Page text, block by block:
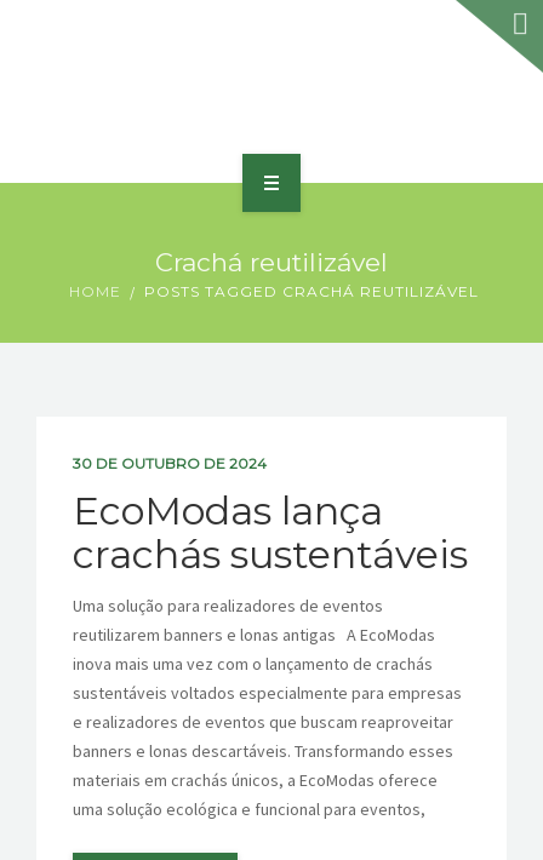
BLOG
CONTATOS
Crachá reutilizável
HOME POSTS TAGGED CRACHÁ REUTILIZÁVEL
30 DE OUTUBRO DE 2024
EcoModas lança
crachás sustentáveis
Uma solução para realizadores de eventos
reutilizarem banners e lonas antigas A EcoModas
inova mais uma vez com o lançamento de crachás
sustentáveis voltados especialmente para empresas
e realizadores de eventos que buscam reaproveitar
banners e lonas descartáveis. Transformando esses
materiais em crachás únicos, a EcoModas oferece
uma solução ecológica e funcional para eventos,